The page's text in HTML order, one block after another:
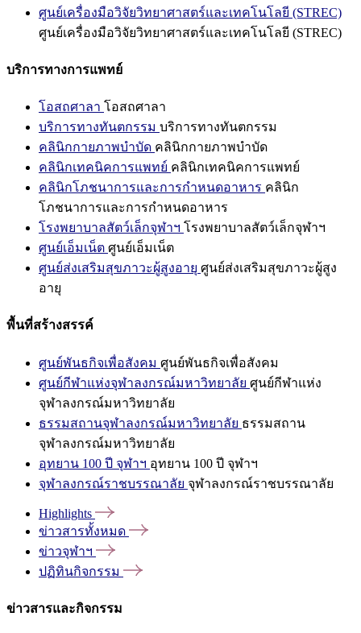
ศูนย์เครื่องมือวิจัยวิทยาศาสตร์และเทคโนโลยี (STREC)
ศูนย์เครื่องมือวิจัยวิทยาศาสตร์และเทคโนโลยี (STREC)
บริการทางการแพทย์
โอสถศาลา โอสถศาลา
บริการทางทันตกรรม บริการทางทันตกรรม
คลินิกกายภาพบำบัด คลินิกกายภาพบำบัด
คลินิกเทคนิคการแพทย์ คลินิกเทคนิคการแพทย์
คลินิกโภชนาการและการกำหนดอาหาร คลินิก
โภชนาการและการกำหนดอาหาร
โรงพยาบาลสัตว์เล็กจุฬาฯ โรงพยาบาลสัตว์เล็กจุฬาฯ
ศูนย์เอ็มเน็ต ศูนย์เอ็มเน็ต
ศูนย์ส่งเสริมสุขภาวะผู้สูงอายุ ศูนย์ส่งเสริมสุขภาวะผู้สูง
อายุ
พื้นที่สร้างสรรค์
ศูนย์พันธกิจเพื่อสังคม ศูนย์พันธกิจเพื่อสังคม
ศูนย์กีฬาแห่งจุฬาลงกรณ์มหาวิทยาลัย ศูนย์กีฬาแห่ง
จุฬาลงกรณ์มหาวิทยาลัย
ธรรมสถานจุฬาลงกรณ์มหาวิทยาลัย ธรรมสถาน
จุฬาลงกรณ์มหาวิทยาลัย
อุทยาน 100 ปี จุฬาฯ อุทยาน 100 ปี จุฬาฯ
จุฬาลงกรณ์ราชบรรณาลัย จุฬาลงกรณ์ราชบรรณาลัย
Highlights
ข่าวสารทั้งหมด
ข่าวจุฬาฯ
ปฏิทินกิจกรรม
ข่าวสารและกิจกรรม